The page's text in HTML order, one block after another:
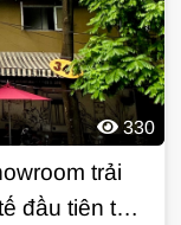
330
trải
đầu tiên tại